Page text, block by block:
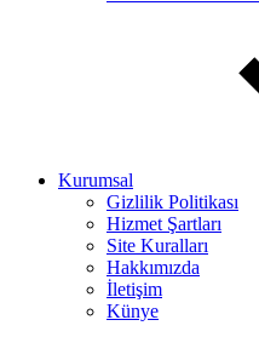
Kurumsal
Gizlilik Politikası
Hizmet Şartları
Site Kuralları
Hakkımızda
İletişim
Künye